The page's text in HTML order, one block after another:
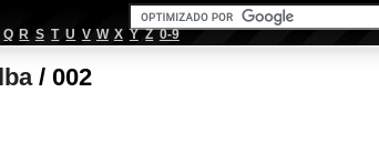
Q R S T U V W X Y Z 0-9
/ 002